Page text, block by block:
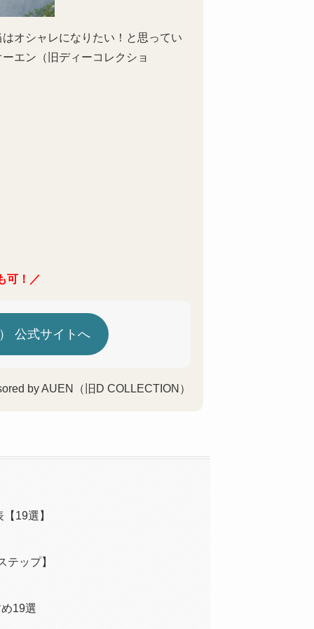
オシャレになりたい！と思ってい
エン（旧ディーコレクショ
可！／
公式サイトへ
by AUEN（旧D COLLECTION）
19選】
ップ】
19選